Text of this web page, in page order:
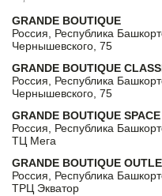
GRANDE BOUTIQUE
Россия, Республика
Чернышевского, 75
GRANDE BOUTIQUE
Россия, Республика
Чернышевского, 75
GRANDE BOUTIQUE SPACE
Россия, Республика
ТЦ Мега
GRANDE BOUTIQUE
Россия, Республика
ТРЦ Экватор